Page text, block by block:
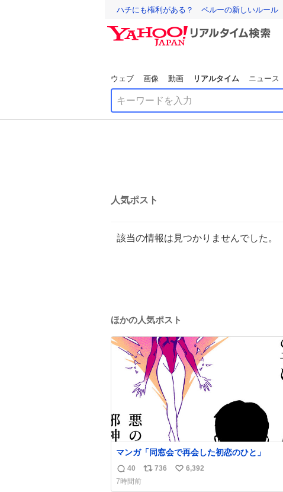
ハチにも権利がある？ ペルーの新しいルール
ウェブ 画像 動画 リアルタイム ニュース
人気ポスト
該当の情報は見つかりませんでした。
ほかの人気ポスト
マンガ「同窓会で再会した初恋のひと」
返
信
40
リ
736
い
6,392
7時間前